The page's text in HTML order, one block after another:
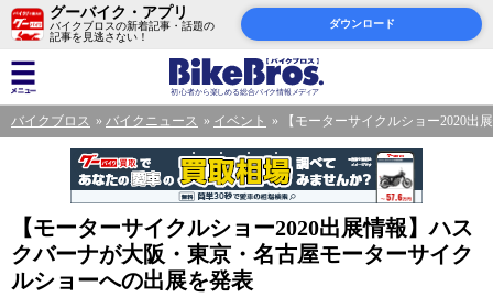
グーバイク・アプリ
バイクブロスの新着記事・話題の
記事を見逃さない！
ダウンロード
バイクブロス バイクニュース イベント 【モーターサイクルショー2020
【モーターサイクルショー2020出展情報】ハス
クバーナが大阪・東京・名古屋モーターサイク
ルショーへの出展を発表